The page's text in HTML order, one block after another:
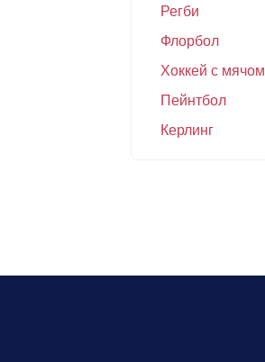
Регби
Флорбол
Хоккей с мячом
Пейнтбол
Керлинг